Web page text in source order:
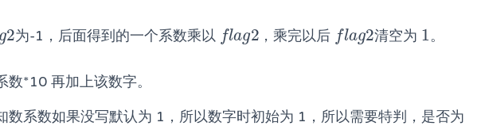
2
2 为-1，后面得到的一个系数乘以 flag2
fag2 ，乘完以后 flag2
fag2 清空为 1
1。
*10 再加上该数字。
数系数如果没写默认为 1，所以数字时初始为 1，所以需要特判，是否为